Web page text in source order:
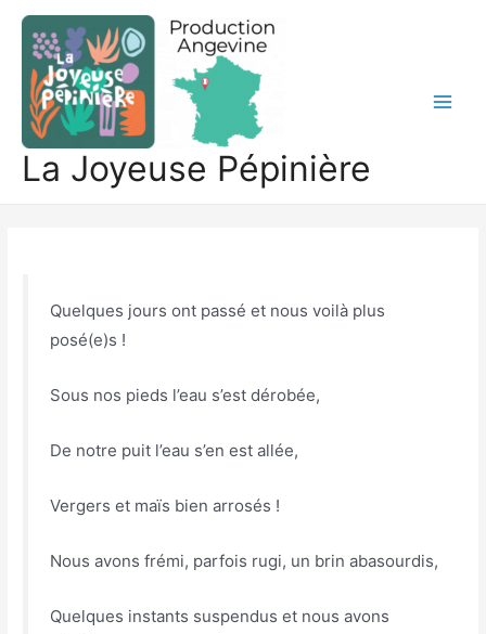
Aller
contenu
La Joyeuse Pépinière
Quelques jours ont passé et nous voilà plus
posé(e)s !
Sous nos pieds l’eau s’est dérobée,
De notre puit l’eau s’en est allée,
Vergers et maïs bien arrosés !
Nous avons frémi, parfois rugi, un brin abasourdis,
Quelques instants suspendus et nous avons